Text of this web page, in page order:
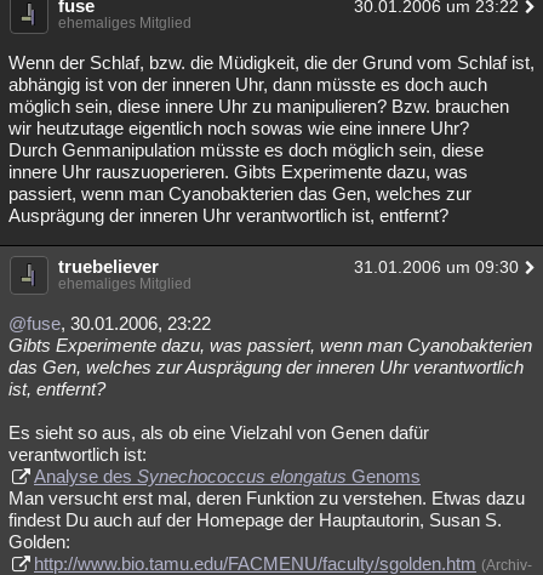
fuse 30.01.2006 um 23:22
ehemaliges Mitglied
Wenn der Schlaf, bzw. die Müdigkeit, die der Grund vom Schlaf ist,
abhängig ist von der inneren Uhr, dann müsste es doch auch
möglich sein, diese innere Uhr zu manipulieren? Bzw. brauchen
wir heutzutage eigentlich noch sowas wie eine innere Uhr?
Durch Genmanipulation müsste es doch möglich sein, diese
innere Uhr rauszuoperieren. Gibts Experimente dazu, was
passiert, wenn man Cyanobakterien das Gen, welches zur
Ausprägung der inneren Uhr verantwortlich ist, entfernt?
truebeliever 31.01.2006 um 09:30
ehemaliges Mitglied
@fuse, 30.01.2006, 23:22
Gibts Experimente dazu, was passiert, wenn man Cyanobakterien
das Gen, welches zur Ausprägung der inneren Uhr verantwortlich
ist, entfernt?
Es sieht so aus, als ob eine Vielzahl von Genen dafür
verantwortlich ist:
Analyse des Synechococcus elongatus Genoms
Man versucht erst mal, deren Funktion zu verstehen. Etwas dazu
findest Du auch auf der Homepage der Hauptautorin, Susan S.
Golden:
http://www.bio.tamu.edu/FACMENU/faculty/sgolden.htm (Archiv-